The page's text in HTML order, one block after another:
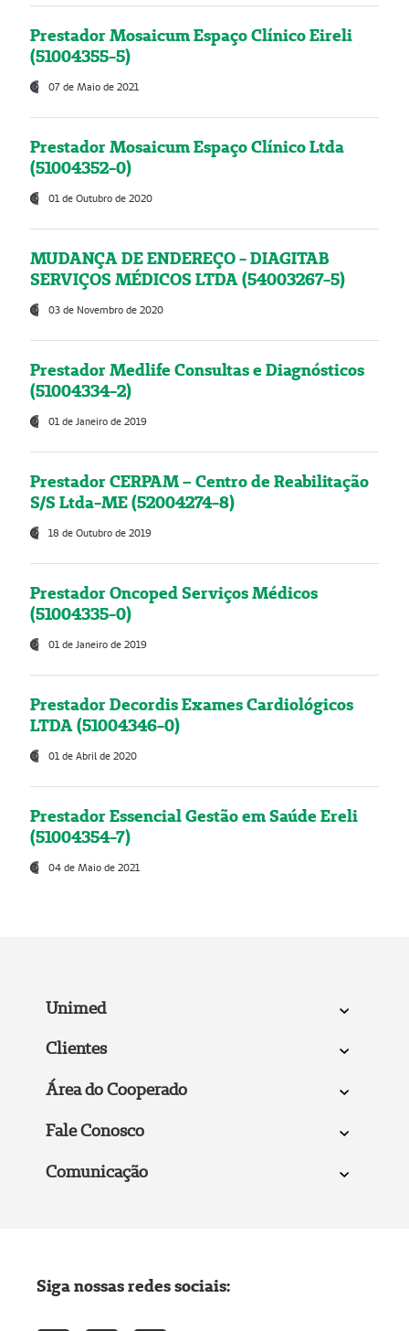
Prestador Mosaicum Espaço Clínico Eireli
(51004355-5)
07 de Maio de 2021
Prestador Mosaicum Espaço Clínico Ltda
(51004352-0)
01 de Outubro de 2020
MUDANÇA DE ENDEREÇO - DIAGITAB
SERVIÇOS MÉDICOS LTDA (54003267-5)
03 de Novembro de 2020
Prestador Medlife Consultas e Diagnósticos
(51004334-2)
01 de Janeiro de 2019
Prestador CERPAM – Centro de Reabilitação
S/S Ltda-ME (52004274-8)
18 de Outubro de 2019
Prestador Oncoped Serviços Médicos
(51004335-0)
01 de Janeiro de 2019
Prestador Decordis Exames Cardiológicos
LTDA (51004346-0)
01 de Abril de 2020
Prestador Essencial Gestão em Saúde Ereli
(51004354-7)
04 de Maio de 2021
Unimed
Clientes
Área do Cooperado
Fale Conosco
Comunicação
Siga nossas redes sociais: